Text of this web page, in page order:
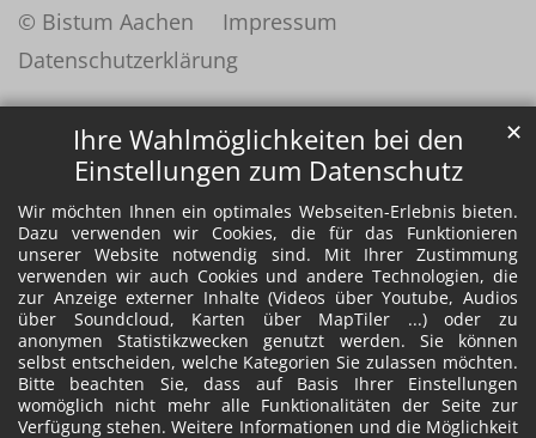
Ihre Wahlmöglichkeiten bei den
Einstellungen zum Datenschutz
Wir möchten Ihnen ein optimales Webseiten-Erlebnis bieten.
Dazu verwenden wir Cookies, die für das Funktionieren
unserer Website notwendig sind. Mit Ihrer Zustimmung
verwenden wir auch Cookies und andere Technologien, die
zur Anzeige externer Inhalte (Videos über Youtube, Audios
über Soundcloud, Karten über MapTiler ...) oder zu
anonymen Statistikzwecken genutzt werden. Sie können
selbst entscheiden, welche Kategorien Sie zulassen möchten.
Bitte beachten Sie, dass auf Basis Ihrer Einstellungen
womöglich nicht mehr alle Funktionalitäten der Seite zur
Verfügung stehen. Weitere Informationen und die Möglichkeit
✕
© Bistum Aachen
Impressum
Datenschutzerklärung